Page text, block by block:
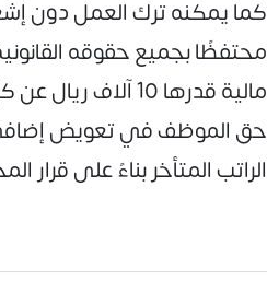
كما يمكنه ترك العمل دون
محتفظًا بجميع حقوقه
مالية قدرها 10
حق الموظف في تعويض
الراتب المتأخر بناءً على قرار